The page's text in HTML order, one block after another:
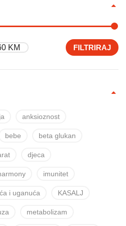
FILTRIRAJ
KM
anksioznost
bebe beta glukan
djeca
imunitet
i uganuća KASALJ
metabolizam